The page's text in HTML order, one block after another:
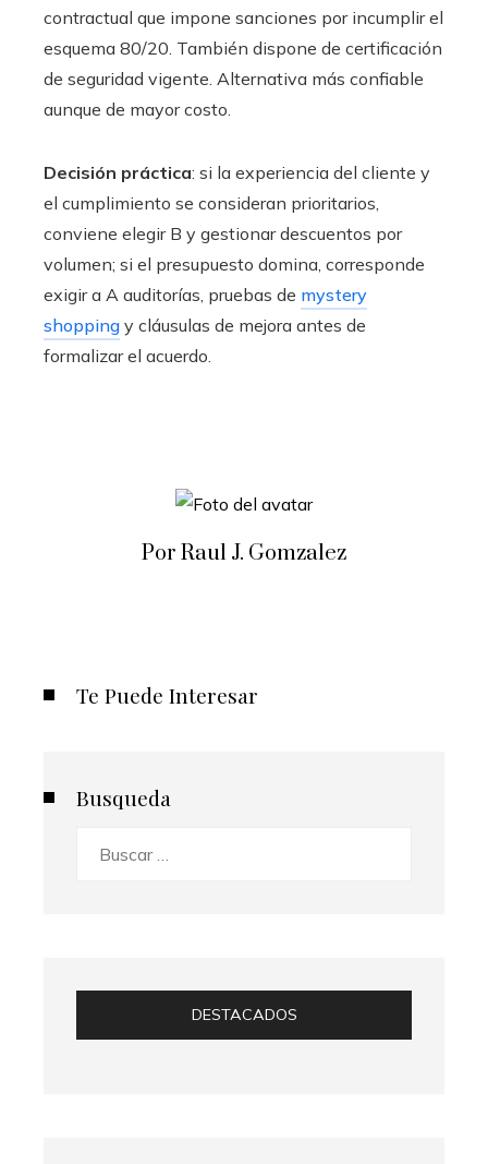
contractual que impone sanciones por incumplir el
esquema 80/20. También dispone de certificación
de seguridad vigente. Alternativa más confiable
aunque de mayor costo.
Decisión práctica: si la experiencia del cliente y
el cumplimiento se consideran prioritarios,
conviene elegir B y gestionar descuentos por
volumen; si el presupuesto domina, corresponde
exigir a A auditorías, pruebas de mystery
shopping y cláusulas de mejora antes de
formalizar el acuerdo.
Por Raul J. Gomzalez
Te Puede Interesar
Busqueda
DESTACADOS